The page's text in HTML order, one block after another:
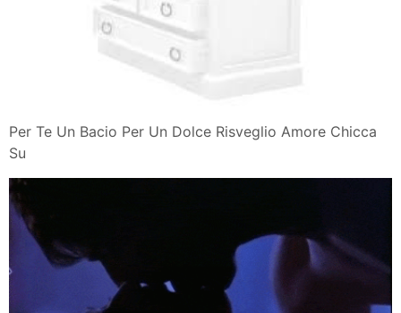
Per Te Un Bacio Per Un Dolce Risveglio Amore Chicca
Su